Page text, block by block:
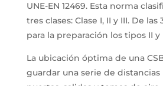
UNE-EN 12469. Esta norma
tres clases: Clase I, II y III. De las
para la preparación los tipos II y
La ubicación óptima de una
guardar una serie de distancias